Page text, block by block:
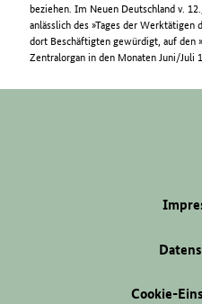
beziehen. Im Neuen Deutschland v.
anlässlich des »Tages der
dort Beschäftigten gewürdigt, auf den
Zentralorgan in den Monaten Juni/Juli
Cookie-